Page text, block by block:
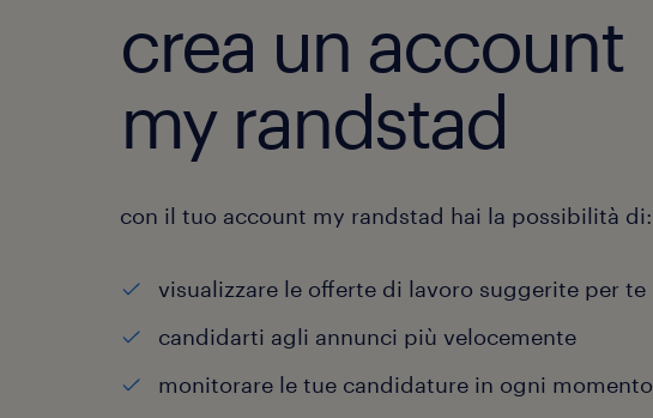
crea un account
my randstad
con il tuo account my randstad hai la possibilità di:
visualizzare le offerte di lavoro suggerite per te
candidarti agli annunci più velocemente
monitorare le tue candidature in ogni momento